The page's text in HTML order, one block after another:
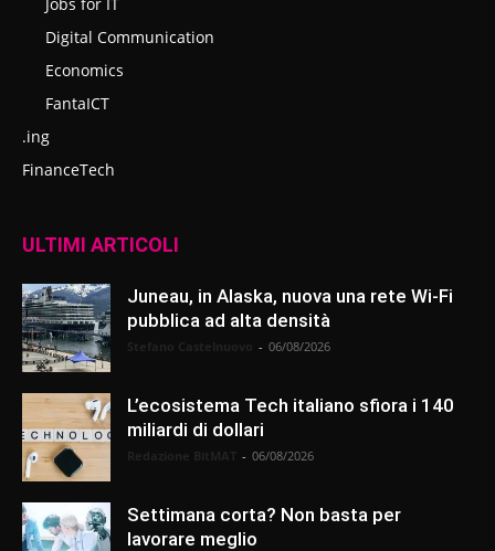
Digital Communication
Economics
FantaICT
.ing
FinanceTech
ULTIMI ARTICOLI
Juneau, in Alaska, nuova una rete Wi-Fi
pubblica ad alta densità
- 06/08/2026
L’ecosistema Tech italiano sfiora i 140
miliardi di dollari
- 06/08/2026
Settimana corta? Non basta per
lavorare meglio